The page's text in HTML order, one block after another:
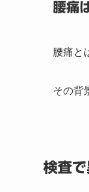
腰痛
腰痛と
その背
検査